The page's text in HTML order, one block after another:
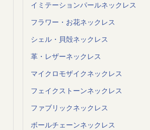
イミテーションパールネックレス
フラワー・お花ネックレス
シェル・貝殻ネックレス
革・レザーネックレス
マイクロモザイクネックレス
フェイクストーンネックレス
ファブリックネックレス
ボールチェーンネックレス